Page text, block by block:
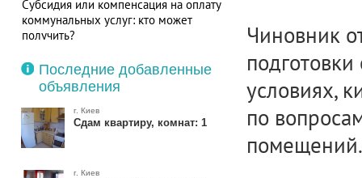
Субсидия или компенсация на оплату
коммунальных услуг: кто может
получить?
Последние добавленные
объявления
г. Киев
Сдам квартиру, комнат: 1
г. Киев
Чиновник
условиях,
по
помещений.